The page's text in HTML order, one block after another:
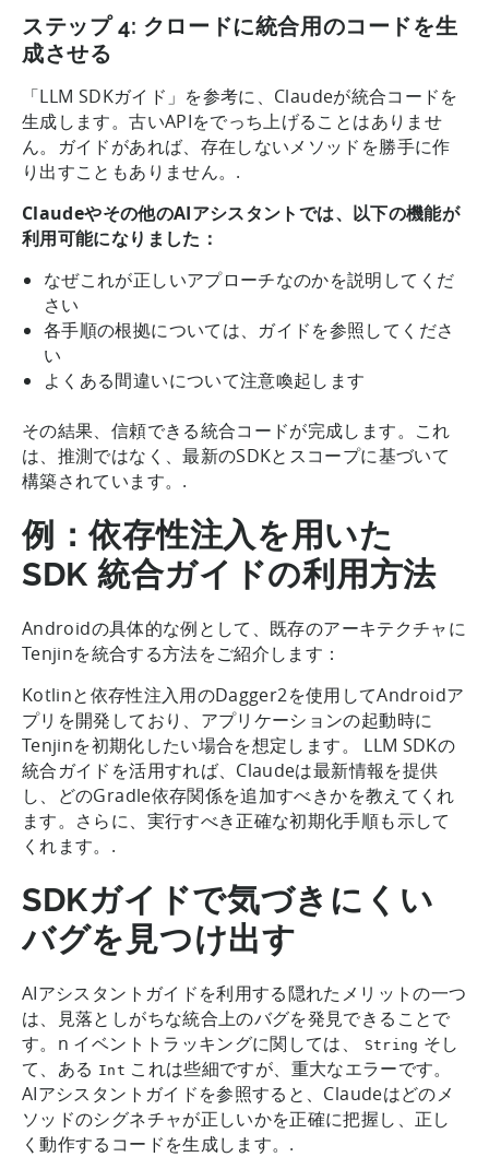
ステップ 4: クロードに統合用のコードを生
成させる
「LLM SDKガイド」を参考に、Claudeが統合コードを
生成します。古いAPIをでっち上げることはありませ
ん。ガイドがあれば、存在しないメソッドを勝手に作
り出すこともありません。.
Claudeやその他のAIアシスタントでは、以下の機能が
利用可能になりました：
なぜこれが正しいアプローチなのかを説明してくだ
さい
各手順の根拠については、ガイドを参照してくださ
い
よくある間違いについて注意喚起します
その結果、信頼できる統合コードが完成します。これ
は、推測ではなく、最新のSDKとスコープに基づいて
構築されています。.
例：依存性注入を用いた
SDK 統合ガイドの利用方法
Androidの具体的な例として、既存のアーキテクチャに
Tenjinを統合する方法をご紹介します：
Kotlinと依存性注入用のDagger2を使用してAndroidア
プリを開発しており、アプリケーションの起動時に
Tenjinを初期化したい場合を想定します。 LLM SDKの
統合ガイドを活用すれば、Claudeは最新情報を提供
し、どのGradle依存関係を追加すべきかを教えてくれ
ます。さらに、実行すべき正確な初期化手順も示して
くれます。.
SDKガイドで気づきにくい
バグを見つけ出す
AIアシスタントガイドを利用する隠れたメリットの一つ
は、見落としがちな統合上のバグを発見できることで
す。n イベントトラッキングに関しては、
String そし
て、ある Int これは些細ですが、重大なエラーです。
AIアシスタントガイドを参照すると、Claudeはどのメ
ソッドのシグネチャが正しいかを正確に把握し、正し
く動作するコードを生成します。.